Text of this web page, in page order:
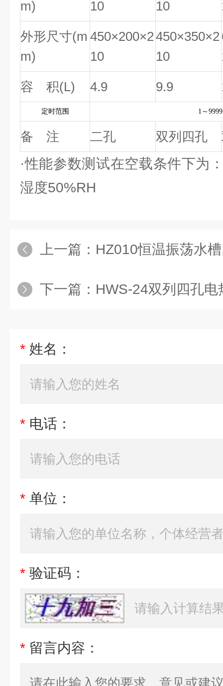
m)
10
10
外形尺寸(m
m)
450×200×2
10
450×350×2
10
容 积(L) 4.9 9.9
定时范围 1～
备 注 二孔 双列四孔
·性能参数测试在空载条件下为
湿度50%RH
上一篇： HZ010恒温振荡水
下一篇： HWS-24双列四孔电热恒
* 姓名：
* 电话：
* 单位：
* 验证码：
* 留言内容：